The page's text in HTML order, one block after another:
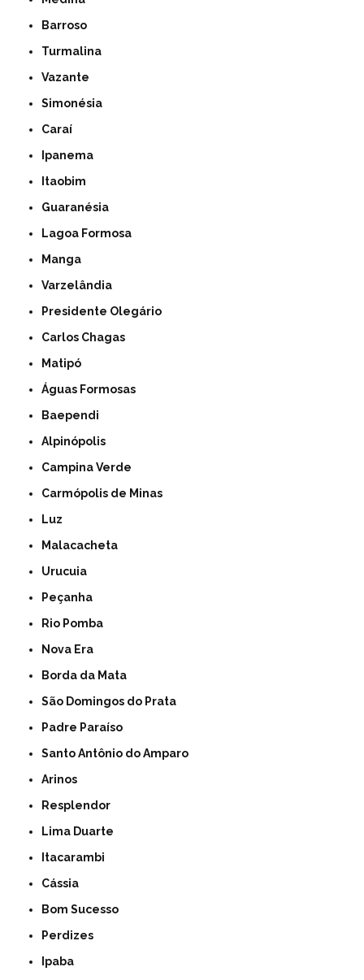
Barroso
Turmalina
Vazante
Simonésia
Caraí
Ipanema
Itaobim
Guaranésia
Lagoa Formosa
Manga
Varzelândia
Presidente Olegário
Carlos Chagas
Matipó
Águas Formosas
Baependi
Alpinópolis
Campina Verde
Carmópolis de Minas
Luz
Malacacheta
Urucuia
Peçanha
Rio Pomba
Nova Era
Borda da Mata
São Domingos do Prata
Padre Paraíso
Santo Antônio do Amparo
Arinos
Resplendor
Lima Duarte
Itacarambi
Cássia
Bom Sucesso
Perdizes
Ipaba